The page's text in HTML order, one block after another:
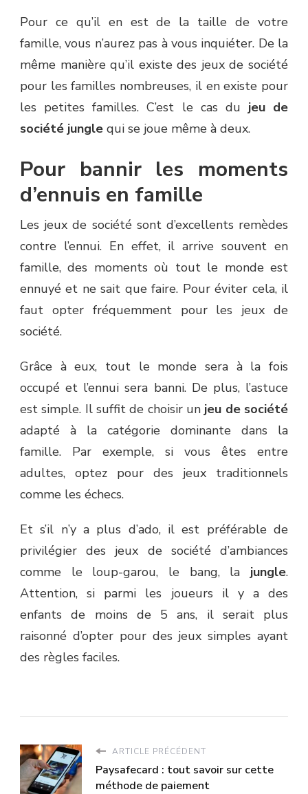
Pour ce qu’il en est de la taille de votre
famille, vous n’aurez pas à vous inquiéter. De la
même manière qu’il existe des jeux de société
pour les familles nombreuses, il en existe pour
les petites familles. C’est le cas du jeu de
société jungle qui se joue même à deux.
Pour bannir les moments
d’ennuis en famille
Les jeux de société sont d’excellents remèdes
contre l’ennui. En effet, il arrive souvent en
famille, des moments où tout le monde est
ennuyé et ne sait que faire. Pour éviter cela, il
faut opter fréquemment pour les jeux de
société.
Grâce à eux, tout le monde sera à la fois
occupé et l’ennui sera banni. De plus, l’astuce
est simple. Il suffit de choisir unjeu de société
adapté à la catégorie dominante dans la
famille. Par exemple, si vous êtes entre
adultes, optez pour des jeux traditionnels
comme les échecs.
Et s’il n’y a plus d’ado, il est préférable de
privilégier des jeux de société d’ambiances
comme le loup-garou, le bang, la jungle.
Attention, si parmi les joueurs il y a des
enfants de moins de 5 ans, il serait plus
raisonné d’opter pour des jeux simples ayant
des règles faciles.
ARTICLE PRÉCÉDENT
Paysafecard : tout savoir sur cette
méthode de paiement